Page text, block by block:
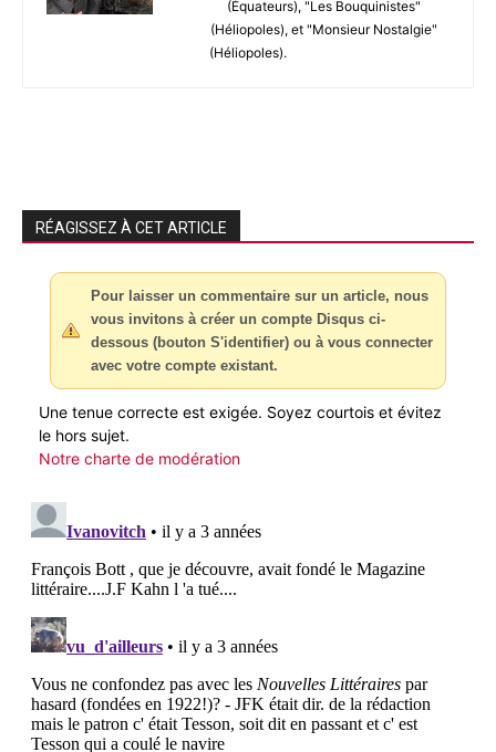
(Équateurs), "Les Bouquinistes"
(Héliopoles), et "Monsieur Nostalgie"
(Héliopoles).
RÉAGISSEZ À CET ARTICLE
Pour laisser un commentaire sur un article, nous
vous invitons à créer un compte Disqus ci-
dessous (bouton S'identifier) ou à vous connecter
avec votre compte existant.
Une tenue correcte est exigée. Soyez courtois et évitez
le hors sujet.
Notre charte de modération